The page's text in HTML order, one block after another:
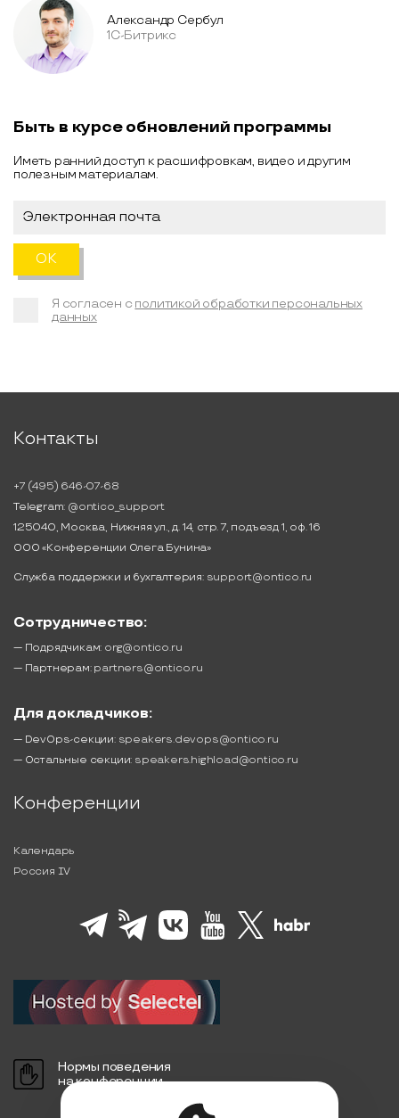
Александр Сербул
1С-Битрикс
Быть в курсе обновлений программы
Иметь ранний доступ к расшифровкам, видео и другим
полезным материалам.
Я согласен с политикой обработки персональных
данных
Контакты
+7 (495) 646-07-68
Telegram: @ontico_support
125040, Москва, Нижняя ул., д. 14, стр. 7, подъезд 1, оф. 16
ООО «Конференции Олега Бунина»
Служба поддержки и бухгалтерия: support@ontico.ru
Сотрудничество:
— Подрядчикам: org@ontico.ru
— Партнерам: partners@ontico.ru
Для докладчиков:
— DevOps-секции: speakers.devops@ontico.ru
— Остальные секции: speakers.highload@ontico.ru
Конференции
Календарь
Россия IV
Нормы поведения
на конференции